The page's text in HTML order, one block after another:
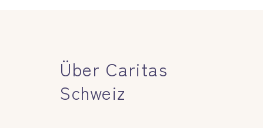
Über Caritas
Schweiz